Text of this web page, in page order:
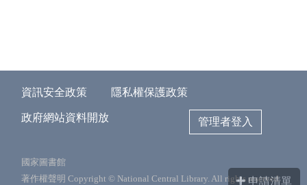
資訊安全政策 隱私權保護政策
政府網站資料開放 管理者登入
國家圖書館
著作權聲明 Copyright © National Central Library. All rights reserved.
申請清單